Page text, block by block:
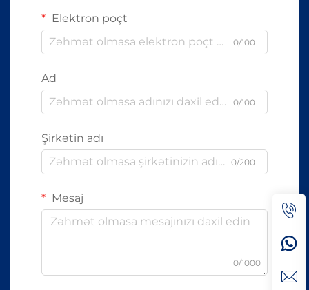
Elektron poçt
0/100
Ad
0/100
Şirkətin adı
0/200
Mesaj
0/1000